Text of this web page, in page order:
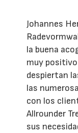
Johannes
la buena
muy
despiertan
las
con los
Allrounder
sus